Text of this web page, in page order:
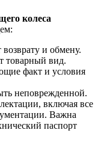
колеса
и обмену.
товарный вид.
факт и условия
неповрежденной.
включая все
Важна
паспорт